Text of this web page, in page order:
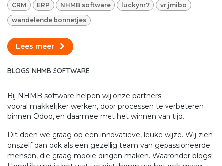
CRM ERP NHMB software luckynr7 vrijmibo
wandelende bonnetjes
Lees meer
BLOGS NHMB SOFTWARE
Bij NHMB software helpen wij onze partners
vooral makkelijker werken, door processen te verbeteren
binnen Odoo, en daarmee met het winnen van tijd.
Dit doen we graag op een innovatieve, leuke wijze. Wij zien
onszelf dan ook als een gezellig team van gepassioneerde
mensen, die graag mooie dingen maken. Waaronder blogs!